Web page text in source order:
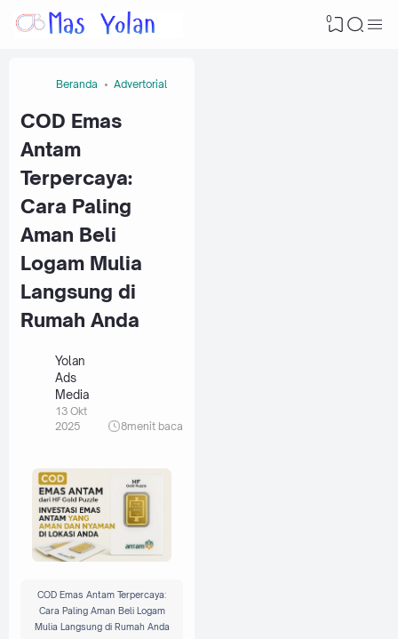
0
Beranda Advertorial
COD Emas
Antam
Terpercaya:
Cara Paling
Aman Beli
Logam Mulia
Langsung di
Rumah Anda
Yolan
Ads
Media
13 Okt
2025
8menit baca
COD Emas Antam Terpercaya:
Cara Paling Aman Beli Logam
Mulia Langsung di Rumah Anda